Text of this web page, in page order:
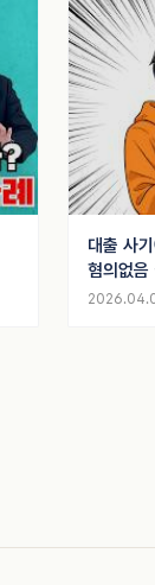
대출 사
혐의없음